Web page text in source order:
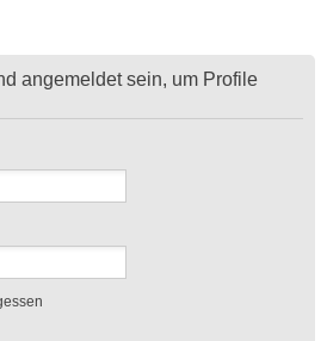
angemeldet sein, um Profile